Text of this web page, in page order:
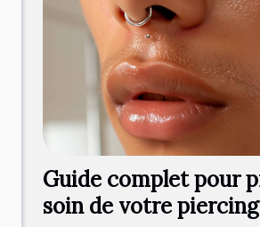
Guide complet pour
soin de votre